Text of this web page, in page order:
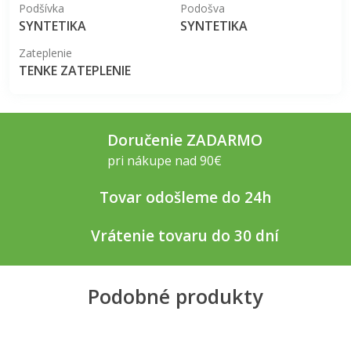
Podšívka
SYNTETIKA
Podošva
SYNTETIKA
Zateplenie
TENKE ZATEPLENIE
Doručenie ZADARMO
pri nákupe nad 90€
Tovar odošleme do 24h
Vrátenie tovaru do 30 dní
Podobné produkty